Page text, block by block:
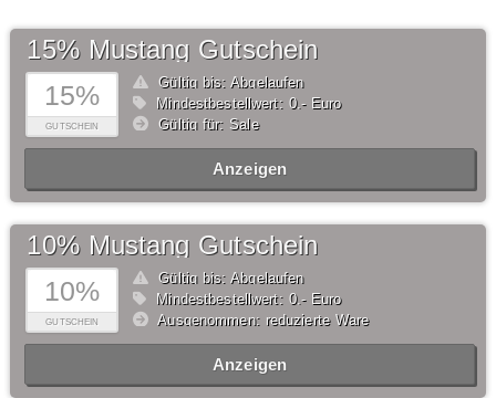
15%
GUTSCHEIN
15% Mustang Gutschein
Gültig bis: Abgelaufen
Mindestbestellwert: 0,- Euro
Gültig für: Sale
Anzeigen
10%
GUTSCHEIN
10% Mustang Gutschein
Gültig bis: Abgelaufen
Mindestbestellwert: 0,- Euro
Ausgenommen: reduzierte Ware
Anzeigen